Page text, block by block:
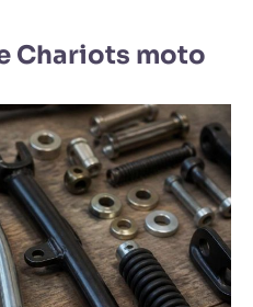
Chariots moto